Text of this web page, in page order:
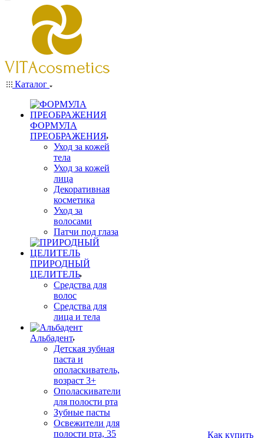
Каталог
ФОРМУЛА
ПРЕОБРАЖЕНИЯ
Уход за кожей
тела
Уход за кожей
лица
Декоративная
косметика
Уход за
волосами
Патчи под глаза
ПРИРОДНЫЙ
ЦЕЛИТЕЛЬ
Средства для
волос
Средства для
лица и тела
Альбадент
Детская зубная
паста и
ополаскиватель,
возраст 3+
Ополаскиватели
для полости рта
Зубные пасты
Освежители для
полости рта, 35
Как купить